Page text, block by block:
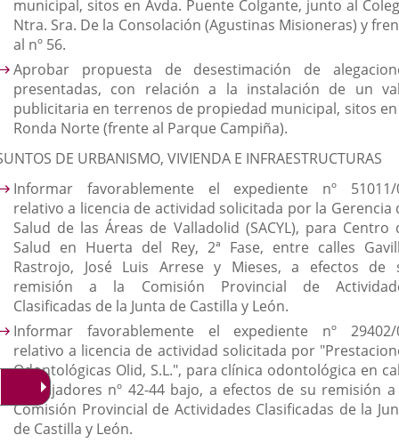
municipal, sitos en Avda. Puente Colgante, junto al
Ntra. Sra. De la Consolación (Agustinas Misioneras) y
al nº 56.
Aprobar propuesta de desestimación de
presentadas, con relación a la instalación de un
publicitaria en terrenos de propiedad municipal, sitos
Ronda Norte (frente al Parque Campiña).
DE URBANISMO, VIVIENDA E INFRAESTRUCTURAS
Informar favorablemente el expediente nº 51011/
relativo a licencia de actividad solicitada por la Gerencia
Salud de las Áreas de Valladolid (SACYL), para Centro
Salud en Huerta del Rey, 2ª Fase, entre calles
Rastrojo, José Luis Arrese y Mieses, a efectos de
remisión a la Comisión Provincial de
Clasificadas de la Junta de Castilla y León.
Informar favorablemente el expediente nº 29402/
relativo a licencia de actividad solicitada por
Odontológicas Olid, S.L.", para clínica odontológica en
Embajadores nº 42-44 bajo, a efectos de su remisión
Comisión Provincial de Actividades Clasificadas de la
de Castilla y León.